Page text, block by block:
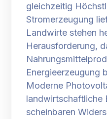
gleichzeitig
Stromerzeugung
Landwirte stehen
Herausforderung,
Energieerzeugung
Moderne
landwirtschaftliche
scheinbaren